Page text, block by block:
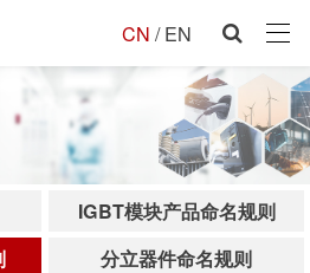
CN /EN
IGBT模块产品命名规则
分立器件命名规则